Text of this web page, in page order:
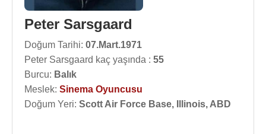
Peter Sarsgaard
Doğum Tarihi: 07.Mart.1971
Peter Sarsgaard kaç yaşında : 55
Burcu: Balık
Meslek: Sinema Oyuncusu
Doğum Yeri: Scott Air Force Base, Illinois, ABD